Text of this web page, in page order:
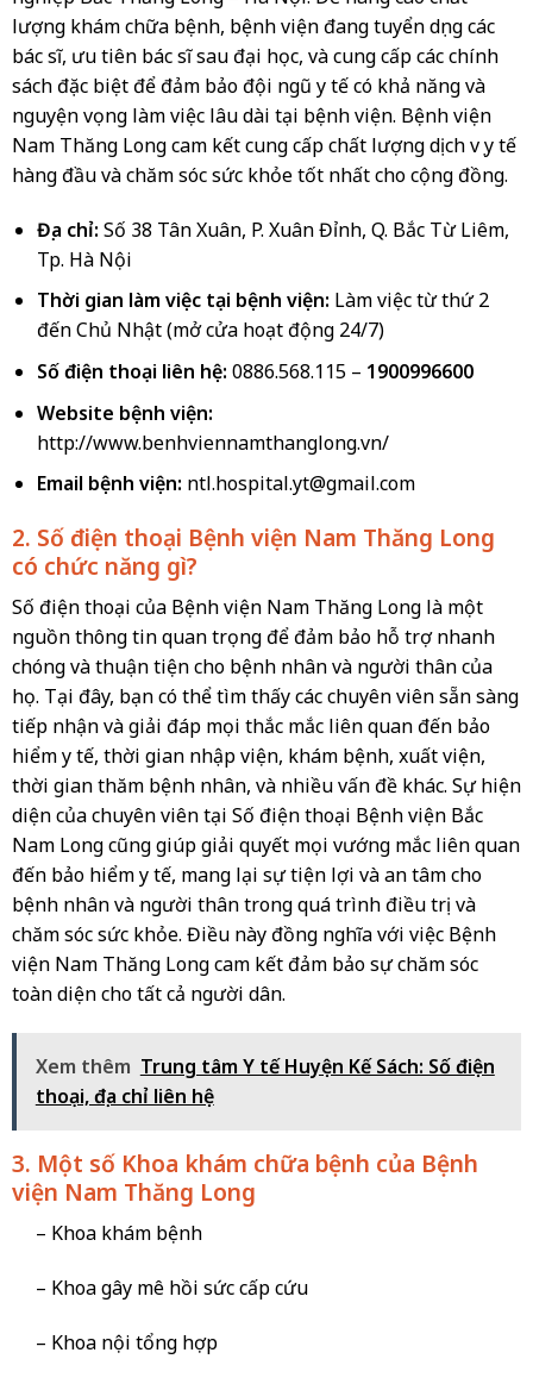
lượng khám chữa bệnh, bệnh viện đang tuyển dụng các
bác sĩ, ưu tiên bác sĩ sau đại học, và cung cấp các chính
sách đặc biệt để đảm bảo đội ngũ y tế có khả năng và
nguyện vọng làm việc lâu dài tại bệnh viện. Bệnh viện
Nam Thăng Long cam kết cung cấp chất lượng dịch vụ y tế
hàng đầu và chăm sóc sức khỏe tốt nhất cho cộng đồng.
Địa chỉ: Số 38 Tân Xuân, P. Xuân Đỉnh, Q. Bắc Từ Liêm,
Tp. Hà Nội
Thời gian làm việc tại bệnh viện: Làm việc từ thứ 2
đến Chủ Nhật (mở cửa hoạt động 24/7)
Số điện thoại liên hệ: 0886.568.115 – 1900996600
Website bệnh viện:
http://www.benhviennamthanglong.vn/
Email bệnh viện: ntl.hospital.yt@gmail.com
2. Số điện thoại Bệnh viện Nam Thăng Long
có chức năng gì?
Số điện thoại của Bệnh viện Nam Thăng Long là một
nguồn thông tin quan trọng để đảm bảo hỗ trợ nhanh
chóng và thuận tiện cho bệnh nhân và người thân của
họ. Tại đây, bạn có thể tìm thấy các chuyên viên sẵn sàng
tiếp nhận và giải đáp mọi thắc mắc liên quan đến bảo
hiểm y tế, thời gian nhập viện, khám bệnh, xuất viện,
thời gian thăm bệnh nhân, và nhiều vấn đề khác. Sự hiện
diện của chuyên viên tại Số điện thoại Bệnh viện Bắc
Nam Long cũng giúp giải quyết mọi vướng mắc liên quan
đến bảo hiểm y tế, mang lại sự tiện lợi và an tâm cho
bệnh nhân và người thân trong quá trình điều trị và
chăm sóc sức khỏe. Điều này đồng nghĩa với việc Bệnh
viện Nam Thăng Long cam kết đảm bảo sự chăm sóc
toàn diện cho tất cả người dân.
Xem thêm Trung tâm Y tế Huyện Kế Sách: Số điện
thoại, địa chỉ liên hệ
3. Một số Khoa khám chữa bệnh của Bệnh
viện Nam Thăng Long
– Khoa khám bệnh
– Khoa gây mê hồi sức cấp cứu
– Khoa nội tổng hợp